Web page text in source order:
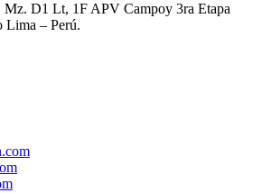
Mz. D1 Lt, 1F APV Campoy 3ra Etapa
Lima – Perú.